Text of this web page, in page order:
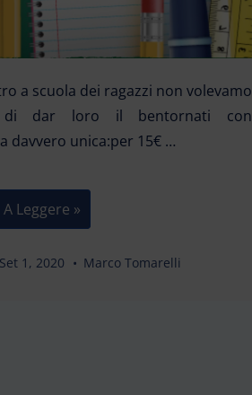
a scuola dei ragazzi non volevamo
di dar loro il bentornati con
davvero unica:per 15€ …
Leggere »
Set 1, 2020 Marco Tomarelli